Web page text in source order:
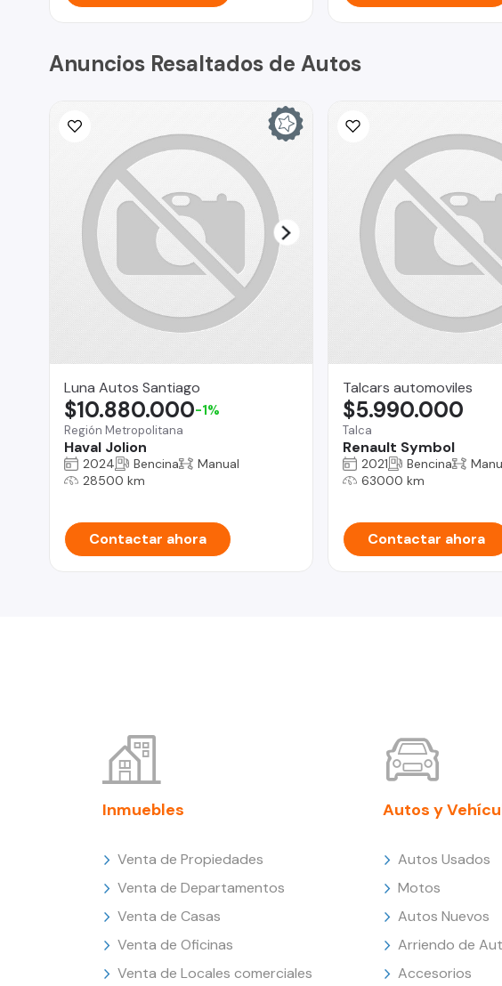
Anuncios Resaltados de Autos
Luna Autos Santiago
Región Metropolitana
Haval Jolion
$10.880.000-1%
2024 Bencina
Manual
28500 km
Contactar ahora
Talcars automoviles
Talca
Renault Symbol
$5.990.000
2021 Bencina
63000 km
Contactar ahora
Inmuebles
Venta de Propiedades
Venta de Departamentos
Venta de Casas
Venta de Oficinas
Venta de Locales comerciales
Autos y
Autos Usados
Motos
Autos Nuevos
Arriendo de
Accesorios